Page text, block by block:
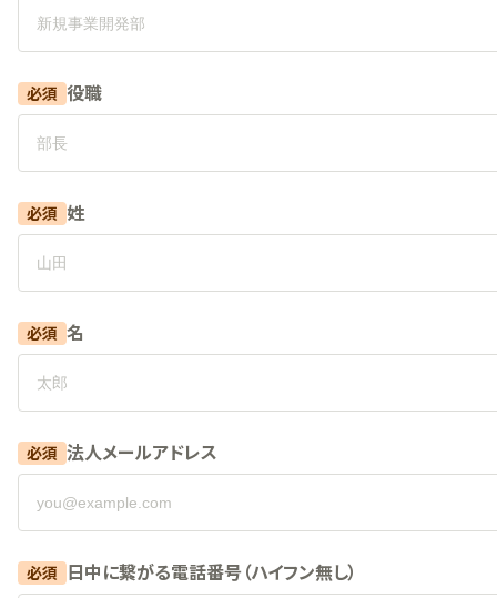
必須 役職
必須 姓
必須 名
必須 法人メールアドレス
必須 日中に繋がる電話番号（ハイフン無し）